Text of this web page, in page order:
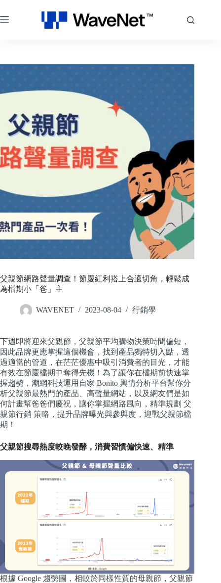
至
主
父親節網路聲量調查！節慶紅利搭上合適切角，輕鬆成
為檔期小「爸」主
WAVENET 2023-08-04 行銷學
下週即將迎來父親節，父親節平均購物決策時間偏短，
因此品牌更應掌握這個機會，找到產品獨特切入點，透
過適當的管道，在茫茫優惠中吸引消費者的目光，才能
有效在節慶檔期中奪得先機！為了讓你在檔期前快速掌
握趨勢，潮網科技運用自家 Bonito 輿情分析平台幫你分
析父親節最熱門的產品、高聲量網站，以及網友們是如
何計畫幫爸爸們慶祝，讓你掌握網路風向，精準規劃 父
親節行銷 策略，提升品牌曝光與參與度，迎戰父親節檔
期！
父親節搜尋熱度較晚發酵，消費習慣偏快速、精準
根據 Google 趨勢圖，相較於同樣性質的母親節，父親節